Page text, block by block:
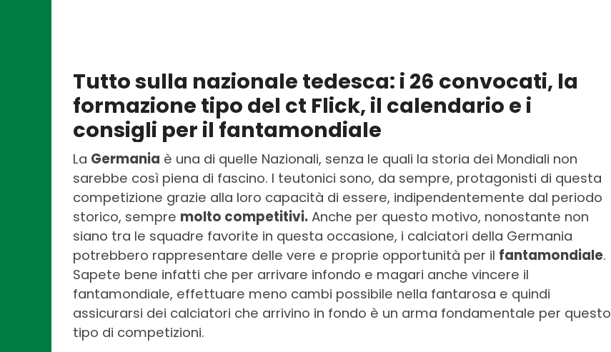
Tutto sulla nazionale tedesca: i 26 convocati, la
formazione tipo del ct Flick, il calendario e i
consigli per il fantamondiale
La Germania è una di quelle Nazionali, senza le quali la storia dei Mondiali non
sarebbe così piena di fascino. I teutonici sono, da sempre, protagonisti di questa
competizione grazie alla loro capacità di essere, indipendentemente dal periodo
storico, sempre molto competitivi. Anche per questo motivo, nonostante non
siano tra le squadre favorite in questa occasione, i calciatori della Germania
potrebbero rappresentare delle vere e proprie opportunità per il fantamondiale.
Sapete bene infatti che per arrivare infondo e magari anche vincere il
fantamondiale, effettuare meno cambi possibile nella fantarosa e quindi
assicurarsi dei calciatori che arrivino in fondo è un arma fondamentale per questo
tipo di competizioni.